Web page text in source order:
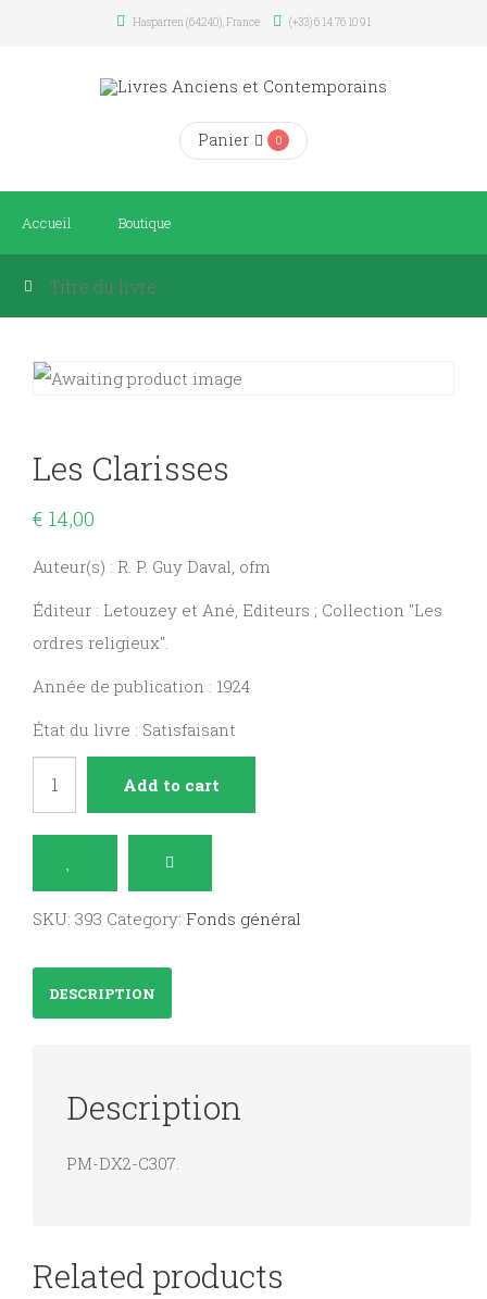
Hasparren (64240), France (+33) 6 14 76 10 91
Panier 0
Accueil Boutique
Les Clarisses
€ 14,00
Auteur(s) : R. P. Guy Daval, ofm
Éditeur : Letouzey et Ané, Editeurs ; Collection "Les
ordres religieux".
Année de publication : 1924
État du livre : Satisfaisant
quantity
Add to cart
SKU: 393 Category: Fonds général
DESCRIPTION
Description
PM-DX2-C307.
Related products